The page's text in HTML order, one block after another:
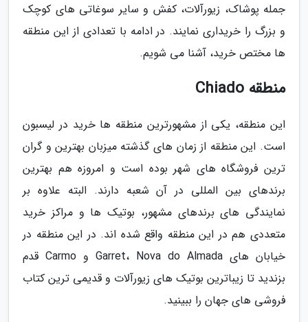
جمله پوشاک، زیورآلات، کفش و سایر سوغاتی های کوچک
و بزرگ را خریداری نمایند. در ادامه با تعدادی از این منطقه
ها مختص خرید، آشنا می شویم.
منطقه Chiado
این منطقه، یکی از مشهورترین منطقه ها خرید در لیسبون
است. این منطقه از زمان های گذشته میزبان بهترین و گران
ترین فروشگاه های شهر بوده است و امروزه هم بهترین
برندهای بین المللی در آن شعبه دارند. البته علاوه بر
نمایندگی های برندهای مشهور، بوتیک ها و مراکز خرید
متعددی هم در این منطقه واقع شده اند. در این منطقه در
خیابان های Garret، Nova do Almada و Carmo قدم
بزندید تا زیباترین بوتیک های زیورآلات و قدیمی ترین کتاب
فروشی های جهان را ببینید.